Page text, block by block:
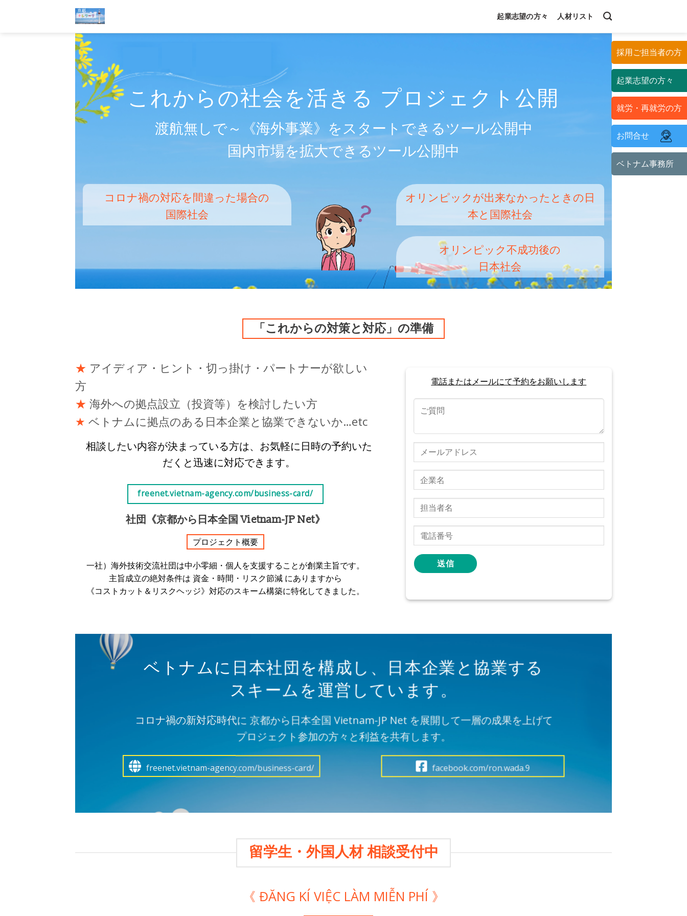
起業志望の方々 人材リスト
これからの社会を活きる プロジェクト公開
渡航無しで～《海外事業》をスタートできるツール公開中
国内市場を拡大できるツール公開中
コロナ禍の対応を間違った場合の
国際社会
オリンピックが出来なかったときの日
本と国際社会
オリンピック不成功後の
日本社会
「これからの対策と対応」の準備
★ アイディア・ヒント・切っ掛け・パートナーが欲しい
方
★ 海外への拠点設立（投資等）を検討したい方
★ ベトナムに拠点のある日本企業と協業できないか…etc
相談したい内容が決まっている方は、お気軽に日時の予約いた
だくと迅速に対応できます。
freenet.vietnam-agency.com/business-card/
社団《京都から日本全国 Vietnam-JP Net》
プロジェクト概要
一社）海外技術交流社団は中小零細・個人を支援することが創業主旨です。
主旨成立の絶対条件は 資金・時間・リスク節減 にありますから
《コストカット＆リスクヘッジ》対応のスキーム構築に特化してきました。
電話またはメールにて予約をお願いします
ベトナムに日本社団を構成し、日本企業と協業する
スキームを運営しています。
コロナ禍の新対応時代に 京都から日本全国 Vietnam-JP Net を展開して一層の成果を上げて
プロジェクト参加の方々と利益を共有します。
freenet.vietnam-agency.com/business-card/ facebook.com/ron.wada.9
留学生・外国人材 相談受付中
《 ĐĂNG KÍ VIỆC LÀM MIỄN PHÍ 》
採用ご担当者の方
起業志望の方々
就労・再就労の方
お問合せ
ベトナム事務所